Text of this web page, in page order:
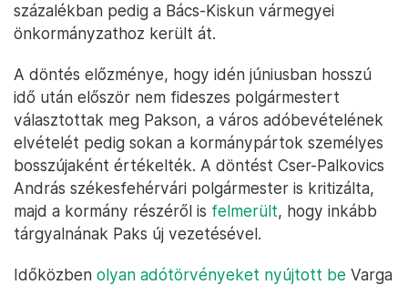
százalékban pedig a Bács-Kiskun vármegyei
önkormányzathoz került át.
A döntés előzménye, hogy idén júniusban hosszú
idő után először nem fideszes polgármestert
választottak meg Pakson, a város adóbevételének
elvételét pedig sokan a kormánypártok személyes
bosszújaként értékelték. A döntést Cser-Palkovics
András székesfehérvári polgármester is kritizálta,
majd a kormány részéről is felmerült, hogy inkább
tárgyalnának Paks új vezetésével.
Időközben olyan adótörvényeket nyújtott be Varga